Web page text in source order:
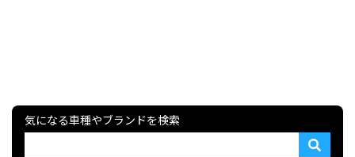
気になる車種やブランドを検索